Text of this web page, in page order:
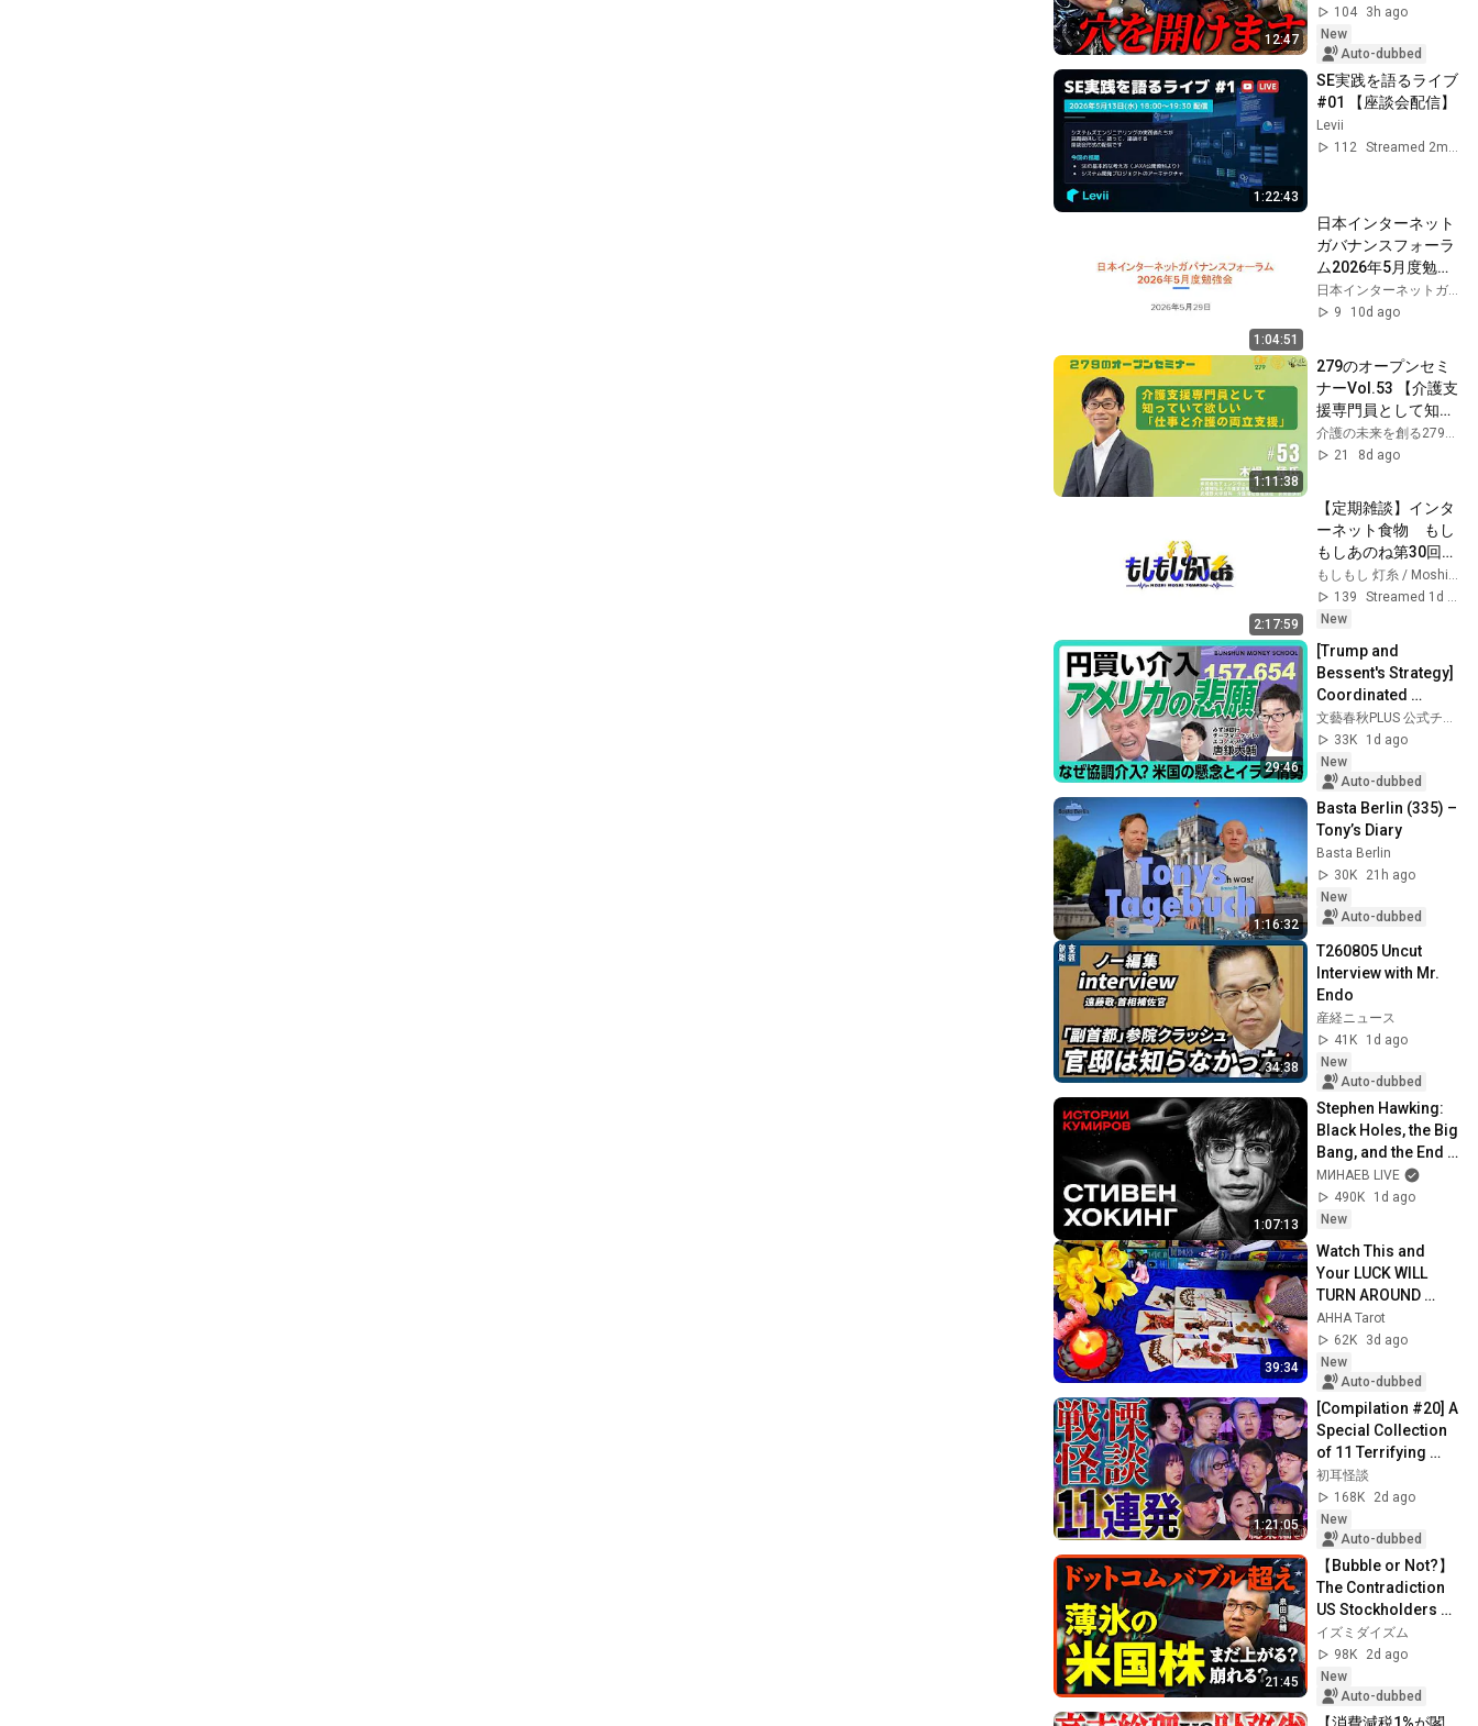
12:47
Foundations! Why
You Need to Check
What's Behin...
104
3h ago
New
Auto-dubbed
1:22:43
SE実践を語るライブ
#01 【座談会配信】
Levii
112
1:04:51
日本インターネット
ガバナンスフォーラ
ム2026年5月度勉強
会
9
10d ago
1:11:38
279のオープンセミ
ナーVol.53 【介護支
援専門員として知っ
ていて欲しい「仕事
と介護の両立支援」
ウェーブグループ
CCO 木場 猛 先生
21
8d ago
2:17:59
【定期雑談】インタ
ーネット食物　もし
もしあのね第30回
【#もしもし灯糸
☎VTuber】
もしもし 灯糸 / Moshimoshi ToMoshi
139
Streamed 1d ago
New
29:46
[Trump and
Bessent's Strategy]
Coordinated
Intervention
Leading to a
Stronger Yen | Can
the Weak ...
文藝春秋PLUS 公式チャンネル
33K
1d ago
New
Auto-dubbed
1:16:32
Basta Berlin (335) –
Tony’s Diary
Basta Berlin
30K
21h ago
New
Auto-dubbed
34:38
T260805 Uncut
Interview with Mr.
Endo
産経ニュース
41K
1d ago
New
Auto-dubbed
1:07:13
Stephen Hawking:
Black Holes, the Big
Bang, and the End
of the Universe /
Idol Stories /
MINAEV
МИНАЕВ LIVE
490K
1d ago
New
39:34
Watch This and
Your LUCK WILL
TURN AROUND
!!!!!!!!!!!!! Luck
Spread 🧿 AHHA
Tarot
AHHA Tarot
62K
3d ago
New
Auto-dubbed
1:21:05
[Compilation #20] A
Special Collection
of 11 Terrifying
Ghost Stories
[Murata Ramu]
[Iyama Ryokic...
初耳怪談
168K
2d ago
New
Auto-dubbed
21:45
【Bubble or Not?】
The Contradiction
US Stockholders
Need to Know Right
Now | A Thorough
Investigati...
イズミダイズム
98K
2d ago
New
Auto-dubbed